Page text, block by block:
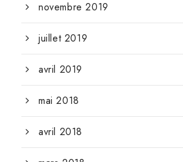
novembre 2019
juillet 2019
avril 2019
mai 2018
avril 2018